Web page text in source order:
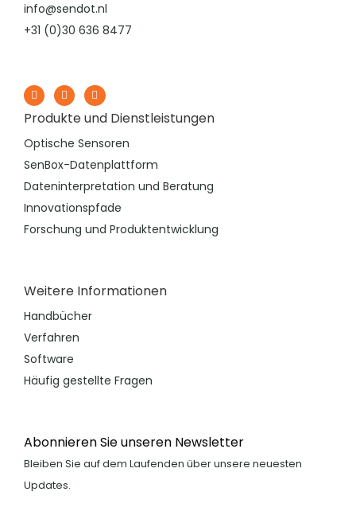
info@sendot.nl
+31 (0)30 636 8477
Produkte und Dienstleistungen
Optische Sensoren
SenBox-Datenplattform
Dateninterpretation und Beratung
Innovationspfade
Forschung und Produktentwicklung
Weitere Informationen
Handbücher
Verfahren
Software
Häufig gestellte Fragen
Abonnieren Sie unseren Newsletter
Bleiben Sie auf dem Laufenden über unsere neuesten
Updates.